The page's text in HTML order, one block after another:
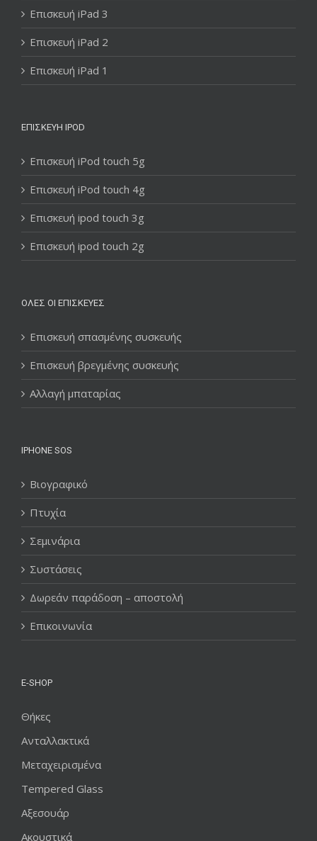
Επισκευή iPad 3
Επισκευή iPad 2
Επισκευή iPad 1
ΕΠΙΣΚΕΥΉ IPOD
Επισκευή iPod touch 5g
Επισκευή iPod touch 4g
Επισκευή ipod touch 3g
Επισκευή ipod touch 2g
ΌΛΕΣ ΟΙ ΕΠΙΣΚΕΥΈΣ
Επισκευή σπασμένης συσκευής
Επισκευή βρεγμένης συσκευής
Αλλαγή μπαταρίας
IPHONE SOS
Βιογραφικό
Πτυχία
Σεμινάρια
Συστάσεις
Δωρεάν παράδοση – αποστολή
Επικοινωνία
E-SHOP
Θήκες
Ανταλλακτικά
Μεταχειρισμένα
Tempered Glass
Αξεσουάρ
Ακουστικά